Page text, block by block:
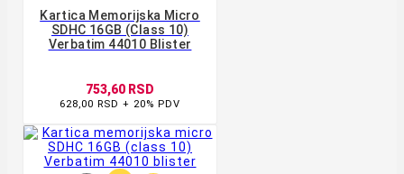
Kartica Memorijska Micro
SDHC 16GB (class 10)
Verbatim 44010 Blister
753,60 RSD
628,00 RSD + 20% PDV